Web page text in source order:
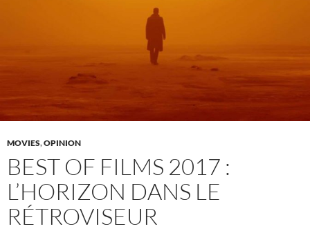
MOVIES,OPINION
BEST OF FILMS 2017 :
L’HORIZON DANS LE
RÉTROVISEUR